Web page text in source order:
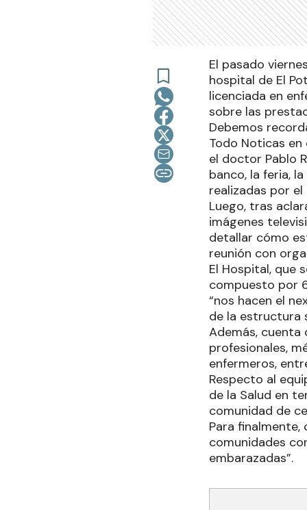
El pasado
hospital de El
licenciada en
sobre las
Debemos
Todo Noticas
el doctor Pablo
banco, la feria,
realizadas por el
Luego, tras
imágenes
detallar cómo
reunión con
El Hospital, que
compuesto por
“nos hacen el
de la estructura
Además, cuenta
profesionales,
enfermeros,
Respecto al
de la Salud en
comunidad de
Para
comunidades
embarazadas”.